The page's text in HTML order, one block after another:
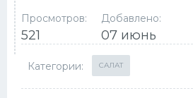
Просмотров:
521
Добавлено:
07 июнь
Категории: САЛАТ